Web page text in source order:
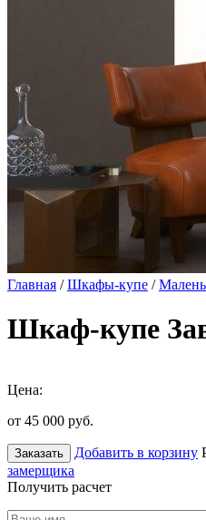
Главная /Шкафы-купе /
Шкаф-купе
Цена:
от 45 000 руб.
Заказать Добавить в корзину
замерщика
Получить расчет